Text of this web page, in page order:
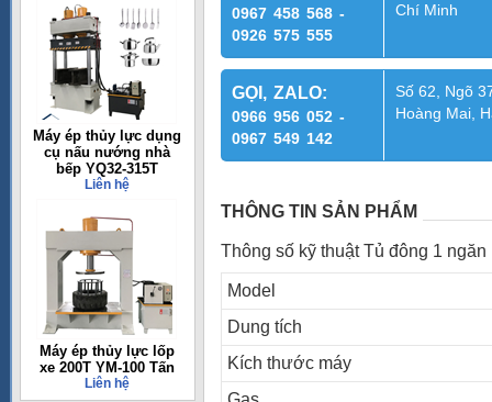
Máy ép thủy lực dụng
cụ nấu nướng nhà
bếp YQ32-315T
Liên hệ
Máy ép thủy lực lốp
xe 200T YM-100 Tấn
Liên hệ
0967 458 568 -
0926 575 555
Chí Minh
GỌI, ZALO:
0966 956 052 -
0967 549 142
Số 62, Ngõ
Hoàng Mai,
THÔNG TIN SẢN PHẨM
Thông số kỹ thuật Tủ đông 1
Model
Dung tích
Kích thước máy